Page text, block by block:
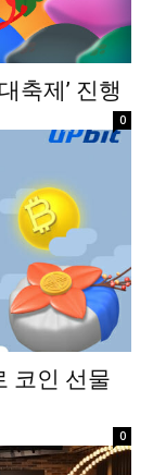
축제’ 진행
0
코인 선물
0